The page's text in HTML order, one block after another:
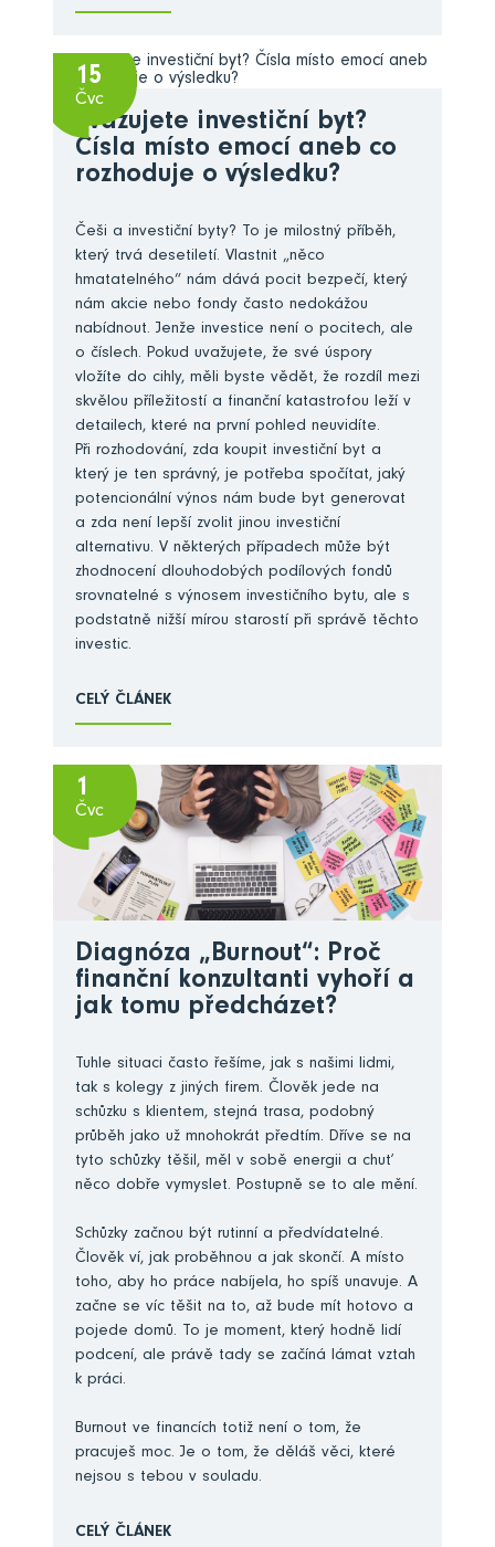
15
Čvc
Zvažujete investiční byt?
Čísla místo emocí aneb co
rozhoduje o výsledku?
Češi a investiční byty? To je milostný příběh,
který trvá desetiletí. Vlastnit „něco
hmatatelného“ nám dává pocit bezpečí, který
nám akcie nebo fondy často nedokážou
nabídnout. Jenže investice není o pocitech, ale
o číslech. Pokud uvažujete, že své úspory
vložíte do cihly, měli byste vědět, že rozdíl mezi
skvělou příležitostí a finanční katastrofou leží v
detailech, které na první pohled neuvidíte.
Při rozhodování, zda koupit investiční byt a
který je ten správný, je potřeba spočítat, jaký
potencionální výnos nám bude byt generovat
a zda není lepší zvolit jinou investiční
alternativu. V některých případech může být
zhodnocení dlouhodobých podílových fondů
srovnatelné s výnosem investičního bytu, ale s
podstatně nižší mírou starostí při správě těchto
investic.
CELÝ ČLÁNEK
1
Čvc
Diagnóza „Burnout“: Proč
finanční konzultanti vyhoří a
jak tomu předcházet?
Tuhle situaci často řešíme, jak s našimi lidmi,
tak s kolegy z jiných firem. Člověk jede na
schůzku s klientem, stejná trasa, podobný
průběh jako už mnohokrát předtím. Dříve se na
tyto schůzky těšil, měl v sobě energii a chuť
něco dobře vymyslet. Postupně se to ale mění.
Schůzky začnou být rutinní a předvídatelné.
Člověk ví, jak proběhnou a jak skončí. A místo
toho, aby ho práce nabíjela, ho spíš unavuje. A
začne se víc těšit na to, až bude mít hotovo a
pojede domů. To je moment, který hodně lidí
podcení, ale právě tady se začíná lámat vztah
k práci.
Burnout ve financích totiž není o tom, že
pracuješ moc. Je o tom, že děláš věci, které
nejsou s tebou v souladu.
CELÝ ČLÁNEK